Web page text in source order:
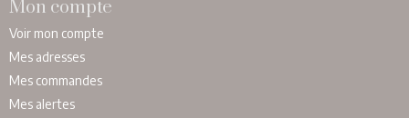
Mon compte
Voir mon compte
Mes adresses
Mes commandes
Mes alertes